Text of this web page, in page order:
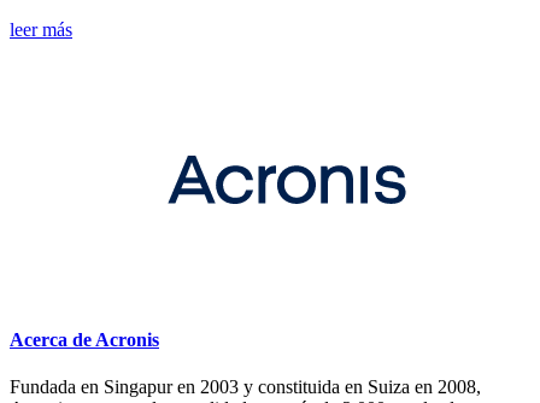
leer más
Acerca de Acronis
Fundada en Singapur en 2003 y constituida en Suiza en 2008,